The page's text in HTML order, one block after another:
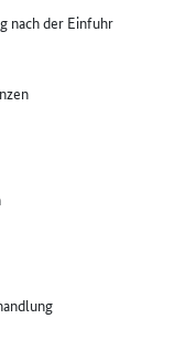
nach der Einfuhr